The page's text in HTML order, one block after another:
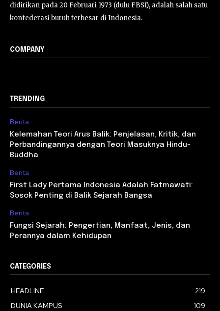
didirikan pada 20 Februari 1973 (dulu FBSI), adalah salah satu
konfederasi buruh terbesar di Indonesia.
COMPANY
TRENDING
Berita
Kelemahan Teori Arus Balik: Penjelasan, Kritik, dan
Perbandingannya dengan Teori Masuknya Hindu-
Buddha
Berita
First Lady Pertama Indonesia Adalah Fatmawati:
Sosok Penting di Balik Sejarah Bangsa
Berita
Fungsi Sejarah: Pengertian, Manfaat, Jenis, dan
Perannya dalam Kehidupan
CATEGORIES
HEADLINE
219
DUNIA KAMPUS
109